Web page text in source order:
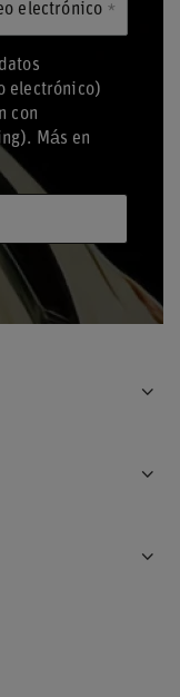
electrónico
electrónico)
con
Más en